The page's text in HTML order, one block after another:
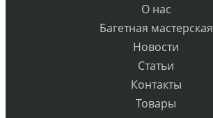
О нас
Багетная мастерская
Новости
Статьи
Контакты
Товары